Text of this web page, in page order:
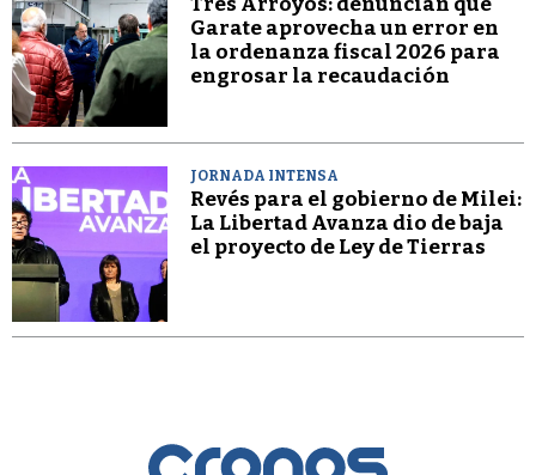
Garate aprovecha un error en
la ordenanza fiscal 2026 para
engrosar la recaudación
JORNADA INTENSA
Revés para el gobierno de Milei:
La Libertad Avanza dio de baja
el proyecto de Ley de Tierras